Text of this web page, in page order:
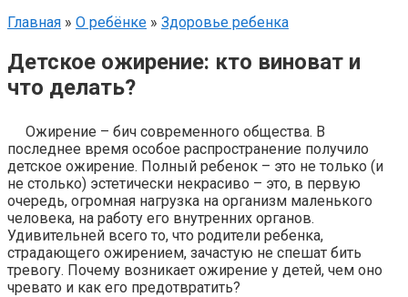
Главная » О ребёнке » Здоровье ребенка
Детское ожирение: кто виноват и
что делать?
Ожирение – бич современного общества. В
последнее время особое распространение получило
детское ожирение. Полный ребенок – это не только (и
не столько) эстетически некрасиво – это, в первую
очередь, огромная нагрузка на организм маленького
человека, на работу его внутренних органов.
Удивительней всего то, что родители ребенка,
страдающего ожирением, зачастую не спешат бить
тревогу. Почему возникает ожирение у детей, чем оно
чревато и как его предотвратить?